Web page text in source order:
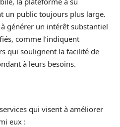
un public toujours plus large.
générer un intérêt substantiel
comme l’indiquent
qui soulignent la facilité de
à leurs besoins.
qui visent à améliorer
eux :